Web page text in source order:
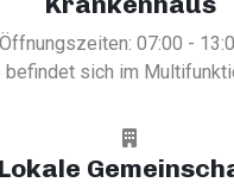
Öffnungszeiten: 07:00 -
befindet sich im
Lokale